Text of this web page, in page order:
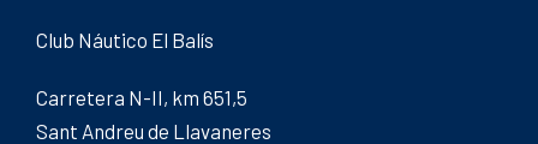
Club Náutico El Balís
Carretera N-II, km 651,5
Sant Andreu de Llavaneres